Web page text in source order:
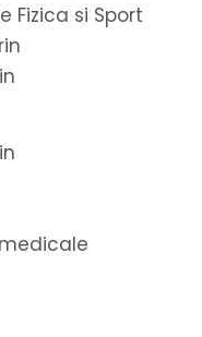
Fizica si Sport